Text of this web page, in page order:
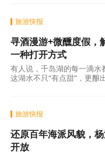
旅游快报
寻酒漫游+微醺度假，
一种打开方式
有人说，千岛湖的每一滴水
这湖水不只“有点甜”，更酿
旅游快报
还原百年海派风貌，
开放